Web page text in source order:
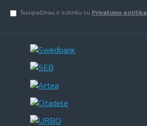
Susipažinau ir sutinku su Privatumo politika